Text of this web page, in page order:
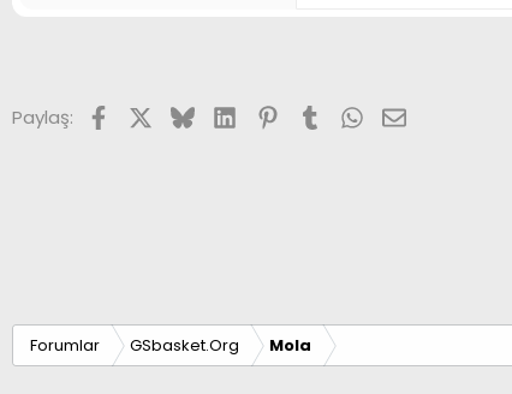
Paylaş: FacebookX (Twitter)
BlueskyLinkedInPinterest
Tumblr WhatsApp
E-posta
Forumlar GSbasket.Org Mola